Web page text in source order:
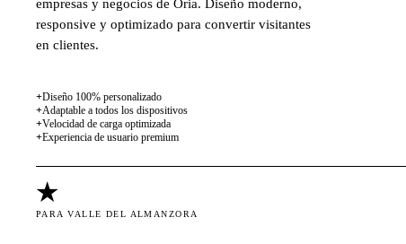
empresas y negocios de Oria. Diseño moderno,
responsive y optimizado para convertir visitantes
en clientes.
+Diseño 100% personalizado
+Adaptable a todos los dispositivos
+Velocidad de carga optimizada
+Experiencia de usuario premium
★
PARA VALLE DEL ALMANZORA